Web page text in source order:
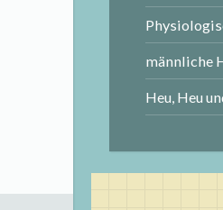
männliche
Heu, Heu